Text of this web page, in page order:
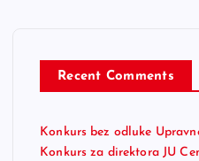
Recent Comments
Konkurs bez odluke
Konkurs za direktora JU